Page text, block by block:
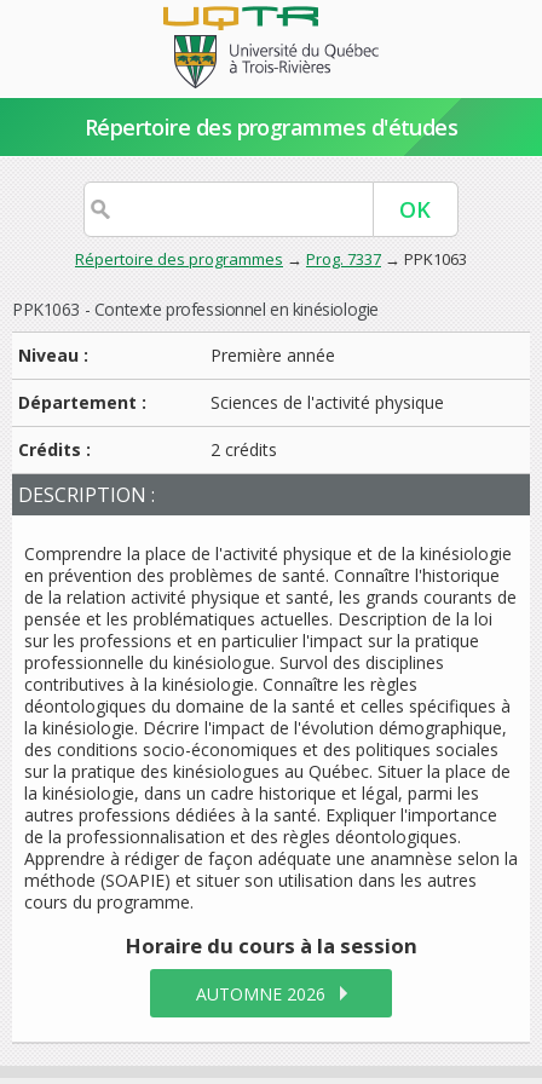
Répertoire des programmes d'études
Répertoire des programmes → Prog. 7337 → PPK1063
PPK1063 - Contexte professionnel en kinésiologie
Niveau :
Première année
Département : Sciences de l'activité physique
Crédits : 2 crédits
DESCRIPTION :
Comprendre la place de l'activité physique et de la kinésiologie
en prévention des problèmes de santé. Connaître l'historique
de la relation activité physique et santé, les grands courants de
pensée et les problématiques actuelles. Description de la loi
sur les professions et en particulier l'impact sur la pratique
professionnelle du kinésiologue. Survol des disciplines
contributives à la kinésiologie. Connaître les règles
déontologiques du domaine de la santé et celles spécifiques à
la kinésiologie. Décrire l'impact de l'évolution démographique,
des conditions socio-économiques et des politiques sociales
sur la pratique des kinésiologues au Québec. Situer la place de
la kinésiologie, dans un cadre historique et légal, parmi les
autres professions dédiées à la santé. Expliquer l'importance
de la professionnalisation et des règles déontologiques.
Apprendre à rédiger de façon adéquate une anamnèse selon la
méthode (SOAPIE) et situer son utilisation dans les autres
cours du programme.
Horaire du cours à la session
AUTOMNE 2026